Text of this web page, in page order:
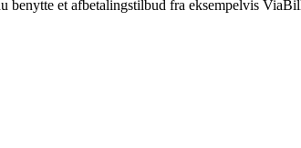
benytte et afbetalingstilbud fra eksempelvis